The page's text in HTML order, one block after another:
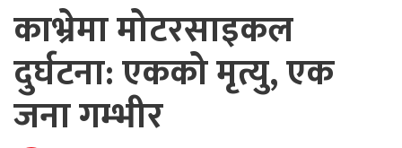
काभ्रेमा मोटरसाइकल
दुर्घटना: एकको मृत्यु, एक
जना गम्भीर